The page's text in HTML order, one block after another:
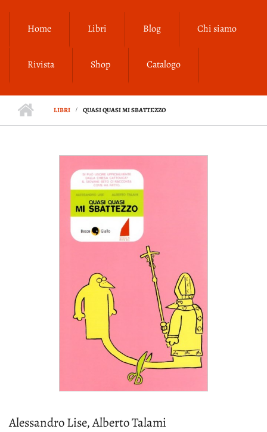
Home Libri Blog Chi siamo
Rivista Shop Catalogo
LIBRI QUASI QUASI MI SBATTEZZO
Alessandro Lise, Alberto Talami